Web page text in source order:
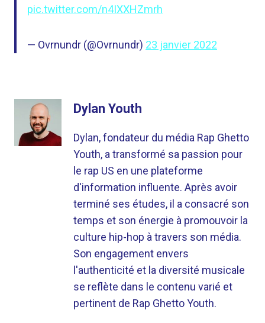
pic.twitter.com/n4IXXHZmrh
— Ovrnundr (@Ovrnundr) 23 janvier 2022
Dylan Youth
Dylan, fondateur du média Rap Ghetto
Youth, a transformé sa passion pour
le rap US en une plateforme
d'information influente. Après avoir
terminé ses études, il a consacré son
temps et son énergie à promouvoir la
culture hip-hop à travers son média.
Son engagement envers
l'authenticité et la diversité musicale
se reflète dans le contenu varié et
pertinent de Rap Ghetto Youth.